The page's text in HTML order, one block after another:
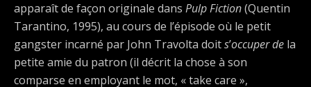
apparaît de façon originale dans Pulp Fiction(Quentin
Tarantino, 1995), au cours de l’épisode où le petit
gangster incarné par John Travolta doits’occuper de la
petite amie du patron (il décrit la chose à son
comparse en employant le mot, « take care »,